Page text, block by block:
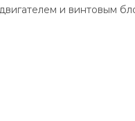
и винтовым